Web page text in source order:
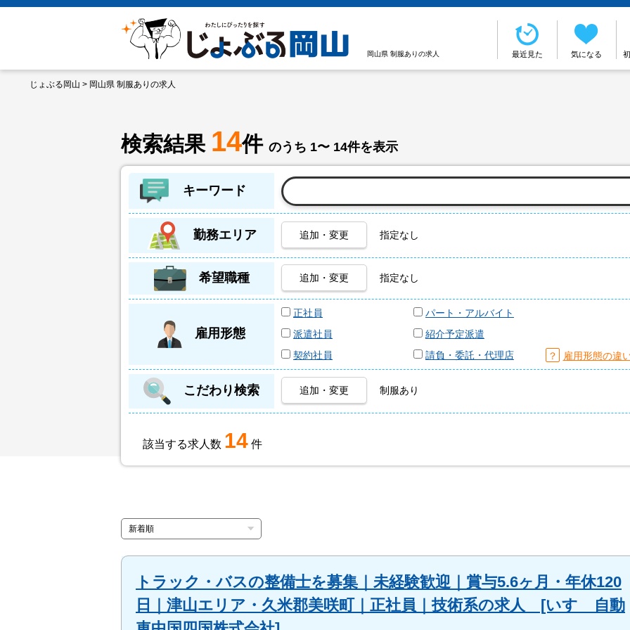
岡山県 制服ありの求人 最近見た 気になる
じょぶる岡山 > 岡山県 制服ありの求人
検索結果 14件 のうち 1〜 14件を表示
キーワード
勤務エリア 追加・変更 指定なし
希望職種 追加・変更 指定なし
雇用形態
正社員
パート・アルバイト
派遣社員
紹介予定派遣
契約社員
請負・委託・代理店 ？ 雇用形態の違
こだわり検索 追加・変更 制服あり
該当する求人数 14 件
トラック・バスの整備士を募集｜未経験歓迎｜賞与5.6ヶ月・年休120
日｜津山エリア・久米郡美咲町｜正社員｜技術系の求人 [いすゞ自動